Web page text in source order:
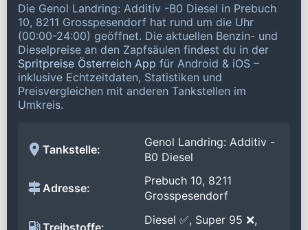
Die Genol Landring: Additiv -B0 Diesel in Prebuch
10, 8211 Grosspesendorf hat rund um die Uhr
(00:00-24:00) geöffnet. Die aktuellen Benzin- und
Dieselpreise an den Zapfsäulen findest du in der
Spritpreise Österreich App für Android & iOS –
inklusive Echtzeitdaten, Statistiken und
Preisvergleichen mit anderen Tankstellen im
Umkreis.
Tankstelle:
Genol Landring: Additiv -
B0 Diesel
Adresse:
Prebuch 10, 8211
Grosspesendorf
Diesel ✅, Super 95 ❌,